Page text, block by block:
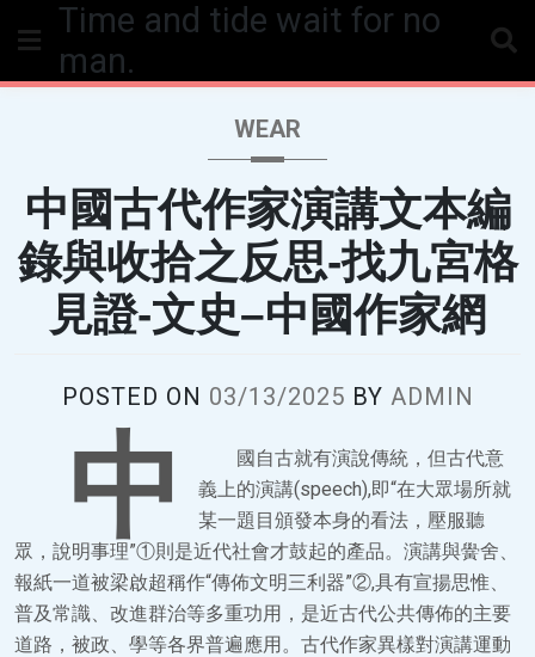
Time and tide wait for no
man.
WEAR
中國古代作家演講文本編
錄與收拾之反思-找九宮格
見證-文史–中國作家網
POSTED ON 03/13/2025 BY ADMIN
中
國自古就有演說傳統，但古代意
義上的演講(speech),即“在大眾場所就
某一題目頒發本身的看法，壓服聽
眾，說明事理”①則是近代社會才鼓起的產品。演講與黌舍、
報紙一道被梁啟超稱作“傳佈文明三利器”②,具有宣揚思惟、
普及常識、改進群治等多重功用，是近古代公共傳佈的主要
道路，被政、學等各界普遍應用。古代作家異樣對演講運動